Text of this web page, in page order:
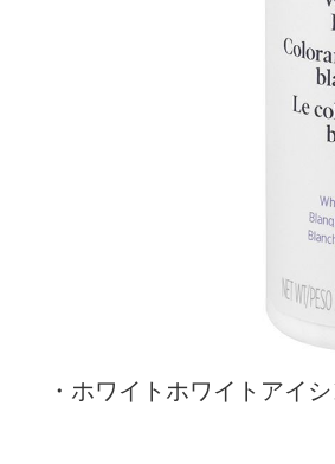
・ホワイトホワイトアイ